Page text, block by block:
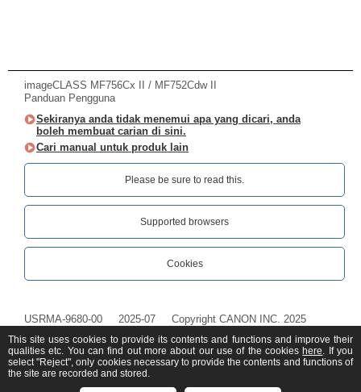
imageCLASS MF756Cx II / MF752Cdw II
Panduan Pengguna
Sekiranya anda tidak menemui apa yang dicari, anda
boleh membuat carian di sini.
Cari manual untuk produk lain
Please be sure to read this.‎
Supported browsers
Cookies
USRMA-9680-00 2025-07 Copyright CANON INC. 2025
This site uses cookies to provide its contents and functions and improve their
qualities etc. You can find out more about our use of the cookies here. If you
select "Reject", only cookies necessary to provide the contents and functions of
the site are recorded and stored.